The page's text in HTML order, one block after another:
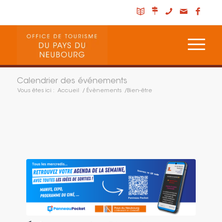
Calendrier des événements
Vous êtes ici : Accueil / Évènements /Bien-être